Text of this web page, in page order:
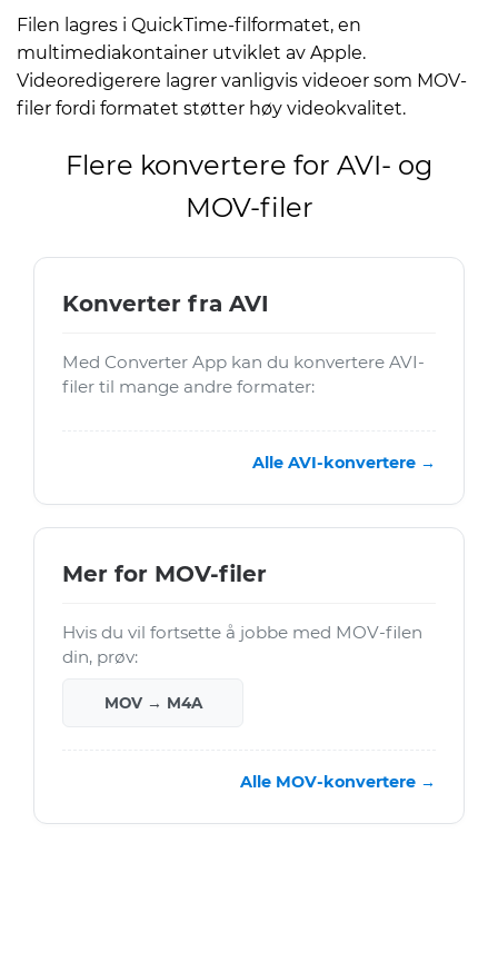
Filen lagres i QuickTime-filformatet, en
multimediakontainer utviklet av Apple.
Videoredigerere lagrer vanligvis videoer som MOV-
filer fordi formatet støtter høy videokvalitet.
Flere konvertere for AVI- og
MOV-filer
Konverter fra AVI
Med Converter App kan du konvertere AVI-
filer til mange andre formater:
Alle AVI-konvertere →
Mer for MOV-filer
Hvis du vil fortsette å jobbe med MOV-filen
din, prøv:
MOV → M4A
Alle MOV-konvertere →